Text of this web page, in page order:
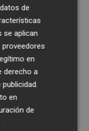
de
se aplican
en
derecho a
en
de